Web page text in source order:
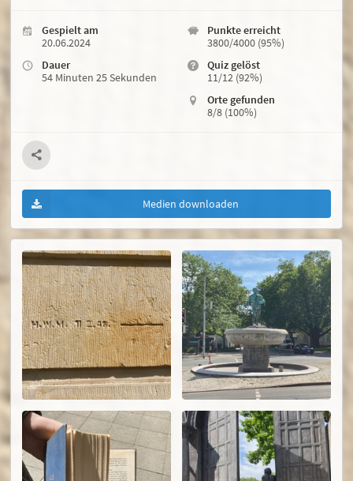
Gespielt am
20.06.2024
Dauer
54 Minuten 25 Sekunden
Punkte erreicht
3800/4000 (95%)
Quiz gelöst
11/12 (92%)
Orte gefunden
8/8 (100%)
Medien downloaden